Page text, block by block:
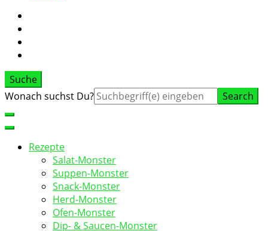
Suche
Suche
Wonach suchst Du?
Rezepte
Salat-Monster
Suppen-Monster
Snack-Monster
Herd-Monster
Ofen-Monster
Dip- & Saucen-Monster